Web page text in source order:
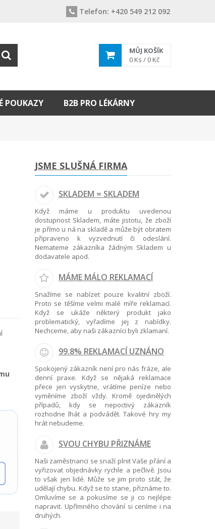
Telefon: +420 549 212 092
MŮJ KOŠÍK
0 Ks / 0 Kč
POUKAZY B2B PRO LÉKÁRNY
JSME SLUŠNÁ FIRMA
SKLADEM = SKLADEM
Když máme u produktu uvedenou
dostupnost Skladem, máte jistotu, že zboží
je přímo u ná na skladě a může být obratem
připraveno k vyzvednutí či odeslání.
Nemateme zákazníka žádným Skladem u
dodavatele apod.
MÁME MÁLO REKLAMACÍ
Snažíme se nabízet pouze kvalitní zboží.
Proto se těšíme velmi malé míře reklamací.
Když se ukáže některý produkt jako
problematický, vyřadíme jej z nabídky.
Nechceme, aby naši zákazníci byli zklamaní.
99.8% REKLAMACÍ UZNÁNO
Spokojený zákazník není pro nás fráze, ale
denní praxe. Když se nějaká reklamace
přece jen vyskytne, vrátíme peníze nebo
vyměníme zboží vždy. Kromě ojedinělých
případů, kdy se nepoctivý zákazník
rozhodne lhát a podvádět. Takové hry my
hrát nebudeme.
SVOU CHYBU PŘIZNÁME
Naši zaměstnanci se snaží plnit Vaše přání a
vyřizovat objednávky rychle a pečlivě. Jsou
to však jen lidé. Může se jim proto stát, že
udělají chybu. Když se to stane, přiznáme to.
Omluvíme se a pokusíme se ji co nejlépe
napravit. Upřímného chování si ceníme i na
druhých.